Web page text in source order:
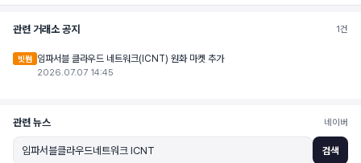
관련 거래소 공지 1건
빗썸 임파서블 클라우드 네트워크(ICNT) 원화 마켓 추가
2026.07.07 14:45
관련 뉴스 네이버
검색